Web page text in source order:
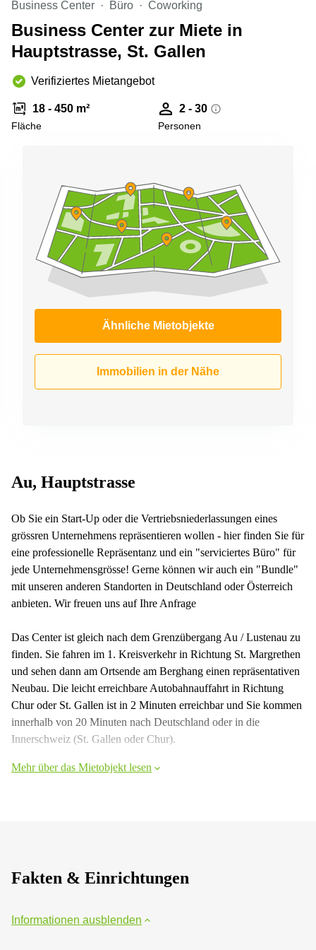
Basel
Büro
Luzern
Business
Zürich
Business
Aeschengraben
32 Baar
Glärnischstrasse
Werftestrasse
4 Luzern
Business Center Büro Coworking
Business Center zur Miete in
Hauptstrasse, St. Gallen
Verifiziertes Mietangebot
18 - 450 m²
Fläche
2 - 30
Personen
Ähnliche Mietobjekte
Immobilien in der Nähe
Au, Hauptstrasse
Ob Sie ein Start-Up oder die Vertriebsniederlassungen eines
grössren Unternehmens repräsentieren wollen - hier finden Sie für
eine professionelle Repräsentanz und ein "serviciertes Büro" für
jede Unternehmensgrösse! Gerne können wir auch ein "Bundle"
mit unseren anderen Standorten in Deutschland oder Österreich
anbieten. Wir freuen uns auf Ihre Anfrage
Das Center ist gleich nach dem Grenzübergang Au / Lustenau zu
finden. Sie fahren im 1. Kreisverkehr in Richtung St. Margrethen
und sehen dann am Ortsende am Berghang einen repräsentativen
Neubau. Die leicht erreichbare Autobahnauffahrt in Richtung
Chur oder St. Gallen ist in 2 Minuten erreichbar und Sie kommen
innerhalb von 20 Minuten nach Deutschland oder in die
Innerschweiz (St. Gallen oder Chur).
Mehr über das Mietobjekt lesen
Fakten & Einrichtungen
Informationen ausblenden